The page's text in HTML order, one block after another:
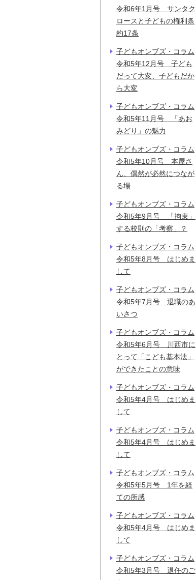
令和6年1月号 サンタク
ロースと子どもの権利条
約17条
子どもオンブズ・コラム
令和5年12月号 子ども
だって大変、子どもだか
ら大変
子どもオンブズ・コラム
令和5年11月号 「あお
みどり」の魅力
子どもオンブズ・コラム
令和5年10月号 本屋さ
ん、偶然が必然につなが
る場
子どもオンブズ・コラム
令和5年9月号 「拘束」
する校則の「考察」？
子どもオンブズ・コラム
令和5年8月号 はじめま
して
子どもオンブズ・コラム
令和5年7月号 退職のあ
いさつ
子どもオンブズ・コラム
令和5年6月号 川西市に
とって「こども基本法」
ができたことの意味
子どもオンブズ・コラム
令和5年4月号 はじめま
して
子どもオンブズ・コラム
令和5年4月号 はじめま
して
子どもオンブズ・コラム
令和5年5月号 1年を経
ての所感
子どもオンブズ・コラム
令和5年4月号 はじめま
して
子どもオンブズ・コラム
令和5年3月号 退任のご